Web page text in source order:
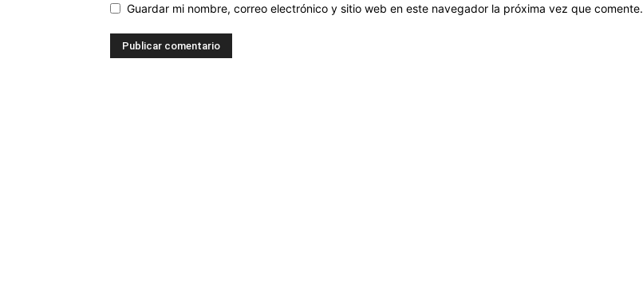
Guardar mi nombre, correo electrónico y sitio web en este navegador la próxima vez que comente.